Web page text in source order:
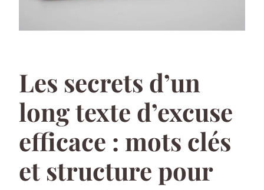
Les secrets d’un
long texte d’excuse
efficace : mots clés
et structure pour